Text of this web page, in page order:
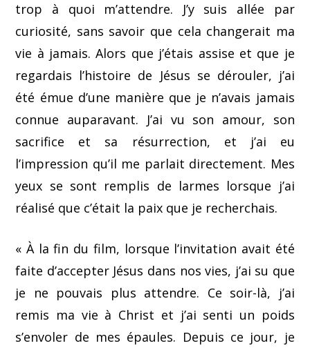
trop à quoi m’attendre. J’y suis allée par
curiosité, sans savoir que cela changerait ma
vie à jamais. Alors que j’étais assise et que je
regardais l’histoire de Jésus se dérouler, j’ai
été émue d’une manière que je n’avais jamais
connue auparavant. J’ai vu son amour, son
sacrifice et sa résurrection, et j’ai eu
l’impression qu’il me parlait directement. Mes
yeux se sont remplis de larmes lorsque j’ai
réalisé que c’était la paix que je recherchais.
« À la fin du film, lorsque l’invitation avait été
faite d’accepter Jésus dans nos vies, j’ai su que
je ne pouvais plus attendre. Ce soir-là, j’ai
remis ma vie à Christ et j’ai senti un poids
s’envoler de mes épaules. Depuis ce jour, je